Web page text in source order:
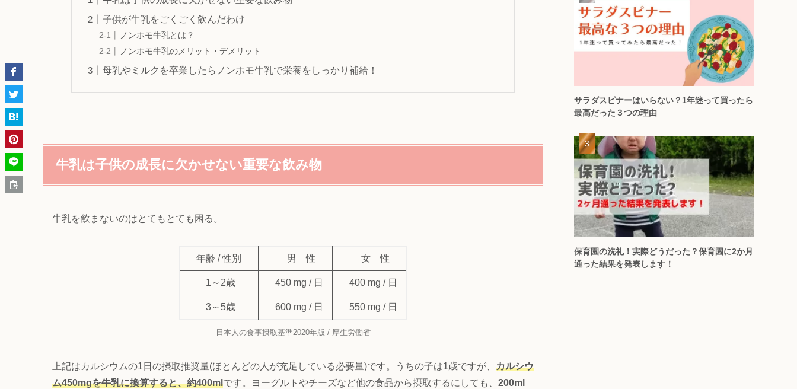
子供が牛乳をごくごく飲んだわけ
ノンホモ牛乳とは？
ノンホモ牛乳のメリット・デメリット
母乳やミルクを卒業したらノンホモ牛乳で栄養をしっかり補給！
牛乳は子供の成長に欠かせない重要な飲み物
牛乳を飲まないのはとてもとても困る。
年齢 / 性別 男 性 女 性
1～2歳 450 mg / 日 400 mg / 日
3～5歳 600 mg / 日 550 mg / 日
日本人の食事摂取基準2020年版 / 厚生労働省
上記はカルシウムの1日の摂取推奨量(ほとんどの人が充足している必要量)です。うちの子は1歳ですが、 カルシウ
ム450mgを牛乳に換算すると、約400mlです。ヨーグルトやチーズなど他の食品から摂取するにしても、 200ml
サラダスピナーはいらない？1年迷って買ったら
最高だった３つの理由
保育園の洗礼！実際どうだった？保育園に2か月
通った結果を発表します！